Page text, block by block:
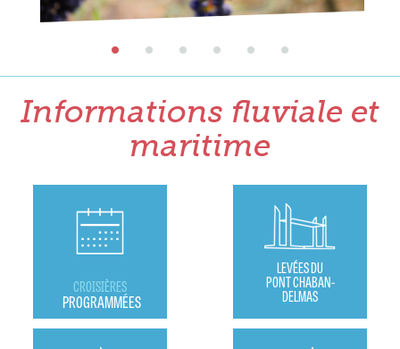
Informations fluviale et
maritime
CROISIÈRES
PROGRAMMÉES
LEVÉES DU
PONT CHABAN-
DELMAS